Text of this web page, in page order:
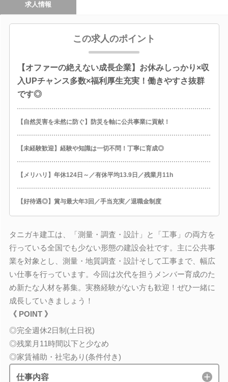
求人情報
この求人のポイント
【オファーの絶えない成長企業】お休みしっかり×収
入UPチャンス多数×福利厚生充実！働きやすさ抜群
です◎
【自然災害を未然に防ぐ】防災を軸に公共事業に貢献！
【未経験歓迎】経験や知識は一切不問！丁寧に育成◎
【メリハリ】年休124日～／有休平均13.9日／残業月11h
【好待遇◎】賞与最大年3回／手当充実／退職金制度
タニガキ建工は、「測量・調査・設計」と「工事」の両方を
行っている全国でも少ない形態の建設会社です。主に公共事
業を対象とし、測量・地質調査・設計そして工事まで、幅広
い仕事を行っています。今回は次代を担うメンバー育成のた
め新たな人材を募集。実務経験がない方も歓迎！ぜひ一緒に
成長していきましょう！
《 POINT 》
◎完全週休2日制(土日祝)
◎残業月11時間以下と少なめ
◎家賃補助・社宅あり(条件付き)
仕事内容